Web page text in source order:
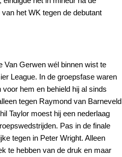
het WK tegen de debutant
Van Gerwen wél binnen wist te
League. In de groepsfase waren
hem en behield hij al sinds
tegen Raymond van Barneveld
Taylor moest hij een nederlaag
Pas in de finale
tegen in Peter Wright. Alleen
te hebben van de druk en maar